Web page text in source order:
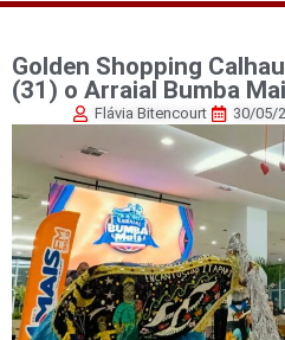
Golden Shopping
(31) o Arraial Bumba
Flávia Bitencourt 30/05/